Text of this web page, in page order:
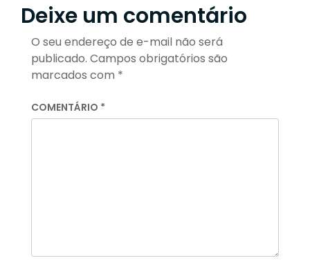
Deixe um comentário
O seu endereço de e-mail não será
publicado. Campos obrigatórios são
marcados com *
COMENTÁRIO *